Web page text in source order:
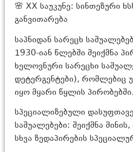
🌸 XX საუკუნე: სინთეზური
განვითარება
საპნიდან სარეცხ
1930-იან წლებში შეიქმნა
ხელოვნური სარეცხი
დეტერგენტები), რომლებიც
იყო მყარი წყლის პირობებში.
სპეციალიზებული
საშუალებები: შეიქმნა
სხვა ზედაპირების